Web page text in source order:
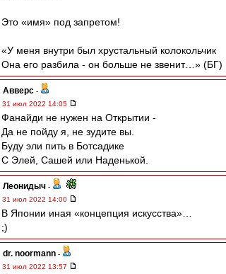
Это «имя» под запретом!
«У меня внутри был хрустальный колокольчик
Она его разбила - он больше не звенит…» (БГ)
Авверс -
31 июл 2022 14:05
Фанайди не нужен на Открытии -
Да не пойду я, не зудите вы.
Буду эли пить в Ботсадике
С Элей, Сашей или Наденькой.
Леонидыч -
31 июл 2022 14:00
В Японии иная «концепция искусства»…
;)
dr. noormann -
31 июл 2022 13:57